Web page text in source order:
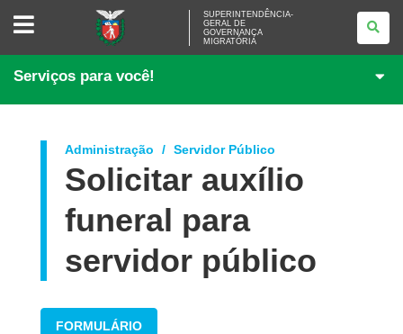
SUPERINTENDÊNCIA-
GOVERNANÇA
SUPERINTENDÊNCIA-
GERAL DE
GOVERNANÇA
MIGRATÓRIA
Serviços para você!
Administração Servidor Público
Solicitar auxílio
funeral para
servidor público
FORMULÁRIO